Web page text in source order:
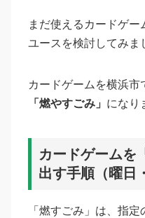
まだ使えるカードゲー
ユースを検討してみま
カードゲームを横浜市
「燃やすごみ」 になり
カードゲームを
出す手順（曜日
「燃すごみ」は、指